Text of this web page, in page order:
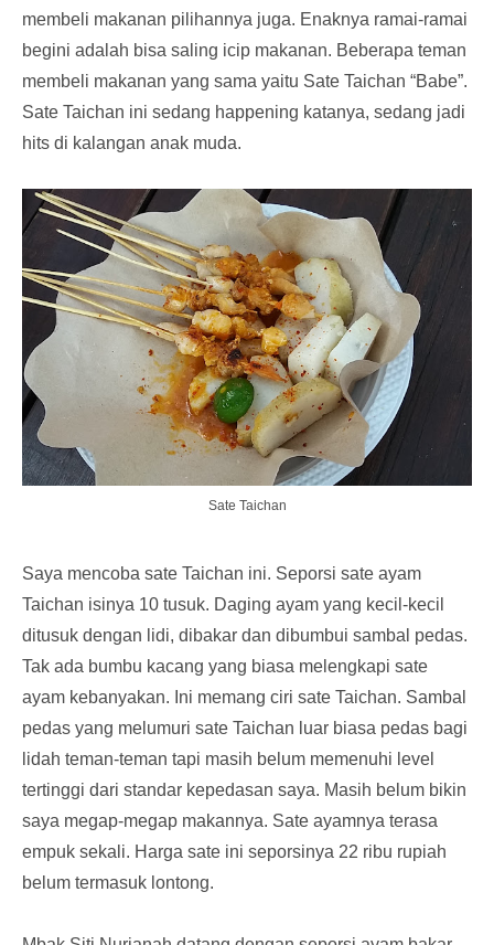
membeli makanan pilihannya juga. Enaknya ramai-ramai
begini adalah bisa saling icip makanan. Beberapa teman
membeli makanan yang sama yaitu Sate Taichan “Babe”.
Sate Taichan ini sedang happening katanya, sedang jadi
hits di kalangan anak muda.
Sate Taichan
Saya mencoba sate Taichan ini. Seporsi sate ayam
Taichan isinya 10 tusuk. Daging ayam yang kecil-kecil
ditusuk dengan lidi, dibakar dan dibumbui sambal pedas.
Tak ada bumbu kacang yang biasa melengkapi sate
ayam kebanyakan. Ini memang ciri sate Taichan. Sambal
pedas yang melumuri sate Taichan luar biasa pedas bagi
lidah teman-teman tapi masih belum memenuhi level
tertinggi dari standar kepedasan saya. Masih belum bikin
saya megap-megap makannya. Sate ayamnya terasa
empuk sekali. Harga sate ini seporsinya 22 ribu rupiah
belum termasuk lontong.